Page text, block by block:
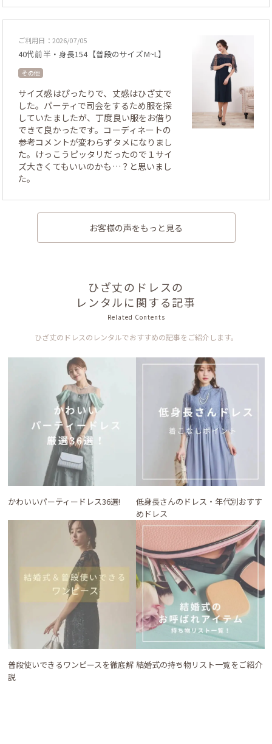
ご利用日：2026/07/05
40代前半・身長154【普段のサイズM~L】
その他
サイズ感はぴったりで、丈感はひざ丈で
した。パーティで司会をするため服を探
していたましたが、丁度良い服をお借り
できて良かったです。コーディネートの
参考コメントが変わらずタメになりまし
た。けっこうピッタリだったので１サイ
ズ大きくてもいいのかも…？と思いまし
た。
お客様の声をもっと見る
ひざ丈のドレスの
レンタルに関する記事
Related Contents
ひざ丈のドレスのレンタルでおすすめの記事をご紹介します。
かわいいパーティードレス36選!
低身長さんのドレス・年代別おすす
めドレス
普段使いできるワンピースを徹底解
説
結婚式の持ち物リスト一覧をご紹介